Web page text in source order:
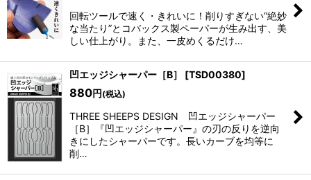
回転ツールで速く・きれいに！削りすぎない“絶妙
な当たり”とコバックス製ペーパーが生み出す、美
しい仕上がり。また、一皮めくるだけ…
凹エッジシャーパー［B］ [TSD00380]
880円 (税込)
THREE SHEEPS DESIGN 凹エッジシャーパー
［B］『凹エッジシャーパー』の刃の反りを逆向
きにしたシャーパーです。長いカーブを均等に
削…